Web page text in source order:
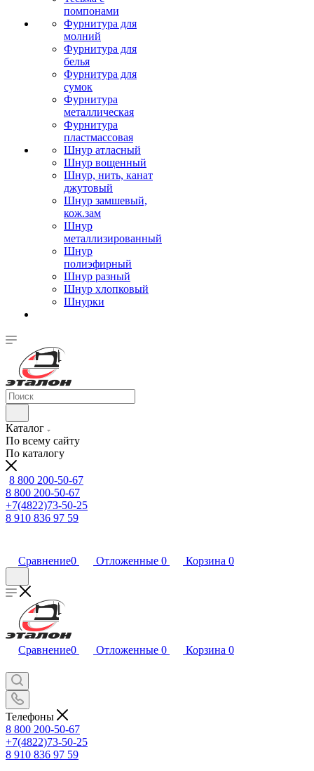
помпонами
Фурнитура для
молний
Фурнитура для
белья
Фурнитура для
сумок
Фурнитура
металлическая
Фурнитура
пластмассовая
Шнур атласный
Шнур вощенный
Шнур, нить, канат
джутовый
Шнур замшевый,
кож.зам
Шнур
металлизированный
Шнур
полиэфирный
Шнур разный
Шнур хлопковый
Шнурки
Каталог
По всему сайту
По каталогу
8 800 200-50-67
8 800 200-50-67
+7(4822)73-50-25
8 910 836 97 59
Сравнение0 Отложенные 0 Корзина 0
Сравнение0 Отложенные 0 Корзина 0
Телефоны
8 800 200-50-67
+7(4822)73-50-25
8 910 836 97 59